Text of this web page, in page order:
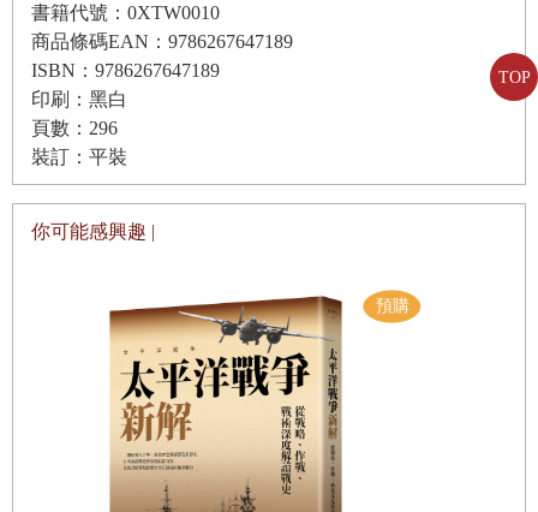
TOP
（Reverend William Montgomery），他是個身材高大、頭髮
斑白的四十六歲學者；另一位是奈傑爾．德．格雷（Nigel
de Grey），他是從威廉．海因曼（William Heinemann）出
版社借調過來的三十一歲年輕出版商。兩人都不知道自己即
將促成一起歷史事件。德．格雷攤開被攔截的電報，看到上
面有好幾排數字，這些數字每四到五個為一組，有時零星出
現三個為一組。兩人沉默地看著電報，一時不知如何下手，
將是一把打開戰爭僵局的鑰匙。德．格雷只覺得這份電報的
長度很不尋常；他估計這份電報有著超過一千組的數字。
戰爭邁入第三個冬季，這一天，灰濛濛的早晨就像英國的命
運一樣寒冷刺骨，也像英國的希望一樣黯淡無光。索姆河戰
役（Somme）造成的可怕損失──英軍在短短一天之內損失
六萬人，而在長達五個月的戰役期間，協約國與同盟國士兵
書籍代號：0XTW0010
商品條碼EAN：9786267647189
ISBN：9786267647189
印刷：黑白
頁數：296
裝訂：平裝
你可能感興趣 |